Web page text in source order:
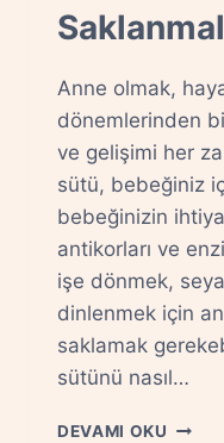
Anne olmak,
dönemlerinden
ve gelişimi her
sütü, bebeğiniz
bebeğinizin
antikorları ve
işe dönmek,
dinlenmek için
saklamak
sütünü nasıl…
DEVAMI OKU